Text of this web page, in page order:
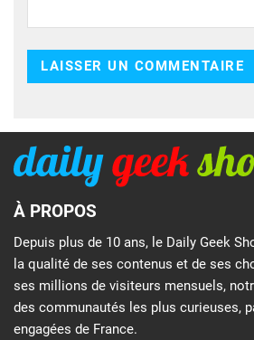
À PROPOS
Depuis plus de 10 ans, le Daily Geek
la qualité de ses contenus et de ses
ses millions de visiteurs mensuels,
des communautés les plus curieuses,
engagées de France.